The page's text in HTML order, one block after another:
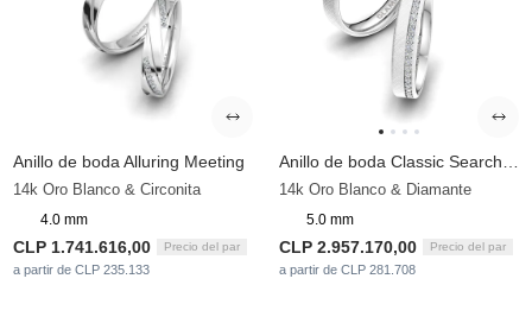
Anillo de boda Alluring Meeting
14k Oro Blanco & Circonita
4.0 mm
CLP 1.741.616,00 Precio del par
a partir de CLP 235.133
14k Oro Blanco & Diamante
5.0 mm
CLP 2.957.170,00 Precio del par
a partir de CLP 281.708